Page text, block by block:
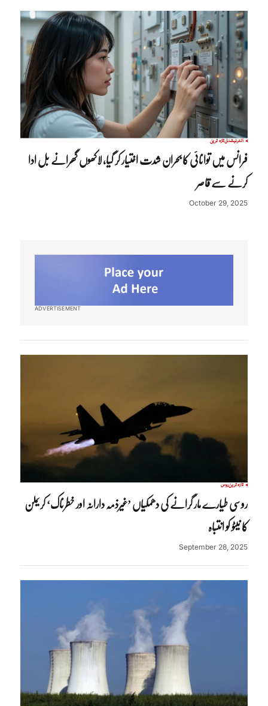
انٹرنیشنلتازہ ترین
فرانس میں توانائی کا بحران شدت اختیار کر گیا، لاکھوں گھرانے بل ادا
کرنے سے قاصر
October 29, 2025
ADVERTISEMENT
تازہ ترینروس
روسی طیارے مار گرانے کی دھمکیاں ’غیرذمہ دارانہ اور خطرناک‘ کریملن
کا نیٹو کو انتباہ
September 28, 2025